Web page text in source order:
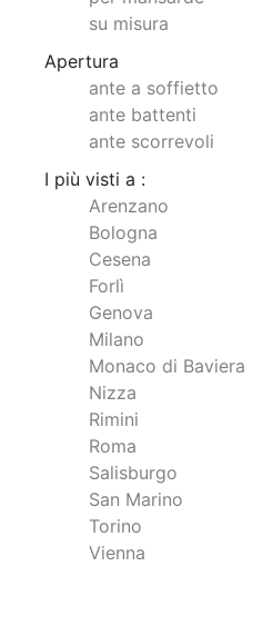
su misura
Apertura
ante a soffietto
ante battenti
ante scorrevoli
I più visti a :
Arenzano
Bologna
Cesena
Forlì
Genova
Milano
Monaco di Baviera
Nizza
Rimini
Roma
Salisburgo
San Marino
Torino
Vienna